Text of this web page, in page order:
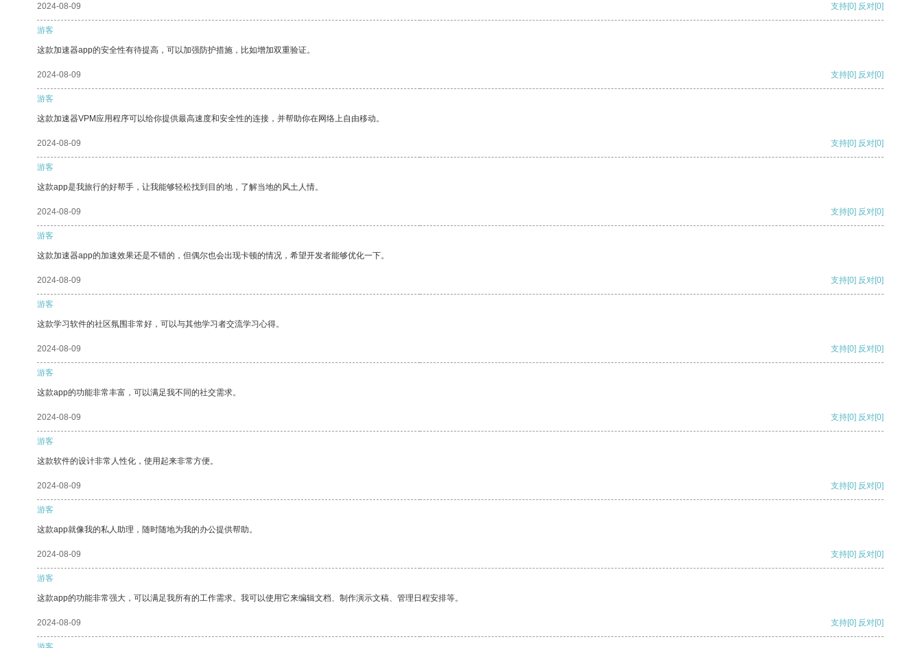
2024-08-09 支持[0] 反对[0]
游客
这款加速器app的安全性有待提高，可以加强防护措施，比如增加双重验证。
2024-08-09 支持[0] 反对[0]
游客
这款加速器VPM应用程序可以给你提供最高速度和安全性的连接，并帮助你在网络上自由移动。
2024-08-09 支持[0] 反对[0]
游客
这款app是我旅行的好帮手，让我能够轻松找到目的地，了解当地的风土人情。
2024-08-09 支持[0] 反对[0]
游客
这款加速器app的加速效果还是不错的，但偶尔也会出现卡顿的情况，希望开发者能够优化一下。
2024-08-09 支持[0] 反对[0]
游客
这款学习软件的社区氛围非常好，可以与其他学习者交流学习心得。
2024-08-09 支持[0] 反对[0]
游客
这款app的功能非常丰富，可以满足我不同的社交需求。
2024-08-09 支持[0] 反对[0]
游客
这款软件的设计非常人性化，使用起来非常方便。
2024-08-09 支持[0] 反对[0]
游客
这款app就像我的私人助理，随时随地为我的办公提供帮助。
2024-08-09 支持[0] 反对[0]
游客
这款app的功能非常强大，可以满足我所有的工作需求。我可以使用它来编辑文档、制作演示文稿、管理日程安排等。
2024-08-09 支持[0] 反对[0]